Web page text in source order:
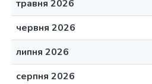
травня 2026
червня 2026
липня 2026
серпня 2026